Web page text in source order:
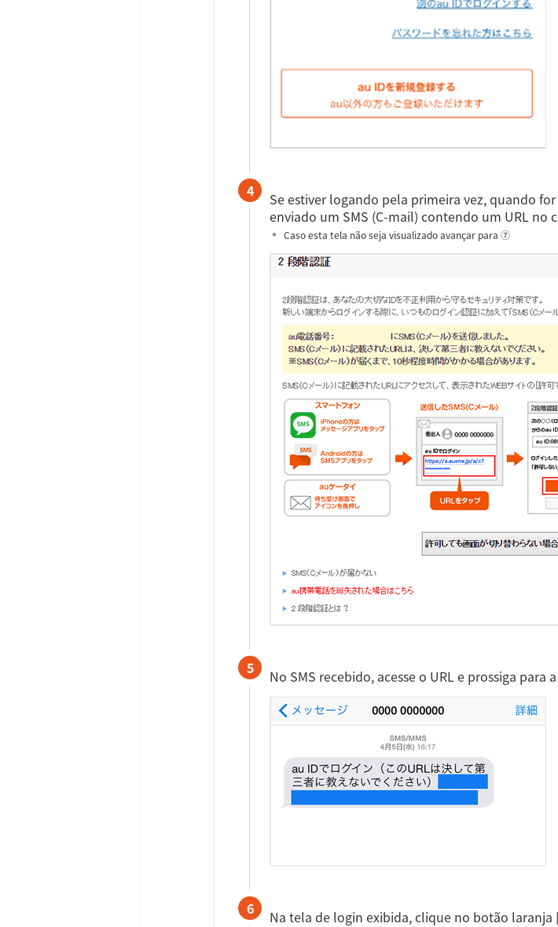
4
Se estiver logando pela primeira vez, quando
enviado um SMS (C-mail) contendo um URL no
Caso esta tela não seja visualizado avançar para ⑦
5 No SMS recebido, acesse o URL e prossiga para
6 Na tela de login exibida, clique no botão laranja